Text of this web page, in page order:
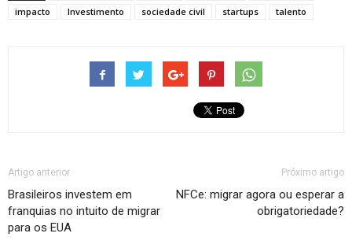
impacto
Investimento sociedade civil startups talento
Artigo anterior
Brasileiros investem em
franquias no intuito de migrar
para os EUA
Próximo artigo
NFCe: migrar agora ou esperar a
obrigatoriedade?